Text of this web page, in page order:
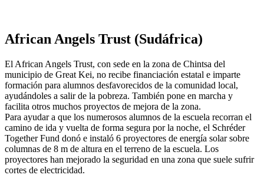
African Angels Trust (Sudáfrica)
El African Angels Trust, con sede en la zona de Chintsa del
municipio de Great Kei, no recibe financiación estatal e imparte
formación para alumnos desfavorecidos de la comunidad local,
ayudándoles a salir de la pobreza. También pone en marcha y
facilita otros muchos proyectos de mejora de la zona.
Para ayudar a que los numerosos alumnos de la escuela recorran el
camino de ida y vuelta de forma segura por la noche, el Schréder
Together Fund donó e instaló 6 proyectores de energía solar sobre
columnas de 8 m de altura en el terreno de la escuela. Los
proyectores han mejorado la seguridad en una zona que suele sufrir
cortes de electricidad.